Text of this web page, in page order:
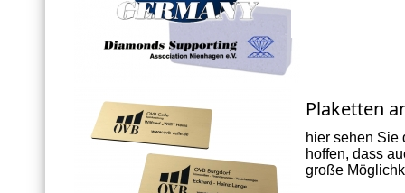
Plaketten
hier sehen Sie
hoffen, dass
große